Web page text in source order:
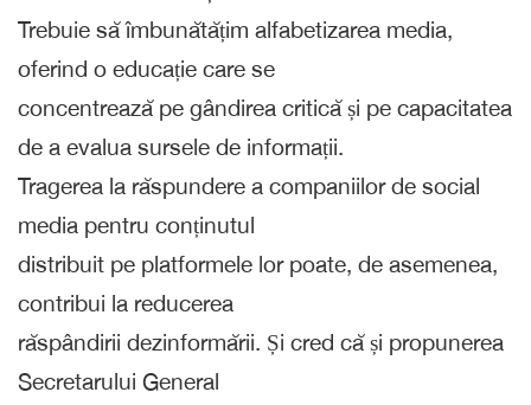
Trebuie să îmbunătățim alfabetizarea media,
oferind o educație care se
concentrează pe gândirea critică și pe capacitatea
de a evalua sursele de informații.
Tragerea la răspundere a companiilor de social
media pentru conținutul
distribuit pe platformele lor poate, de asemenea,
contribui la reducerea
răspândirii dezinformării. Și cred că și propunerea
Secretarului General